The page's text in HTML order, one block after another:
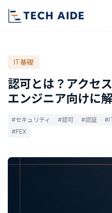
IT基礎
認可とは？アクセ
エンジニア向けに
#セキュリティ #認可 #認証
#FEX